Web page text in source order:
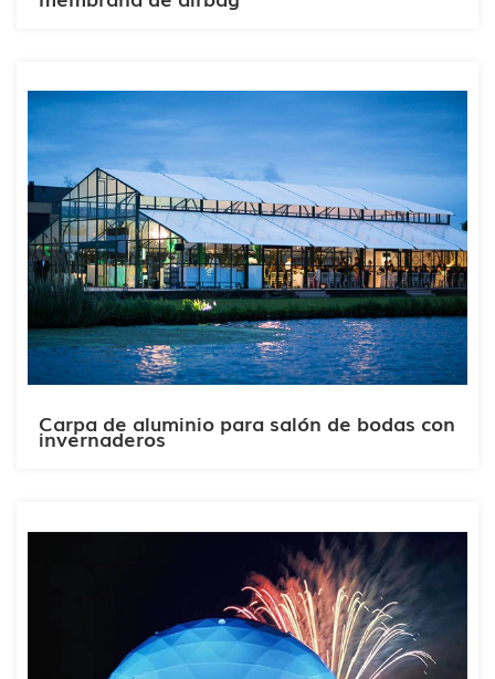
Carpa de aluminio para salón de bodas con
invernaderos